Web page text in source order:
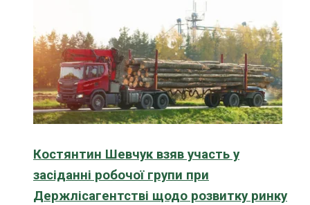
Костянтин Шевчук взяв участь у
засіданні робочої групи при
Держлісагентстві щодо розвитку ринку